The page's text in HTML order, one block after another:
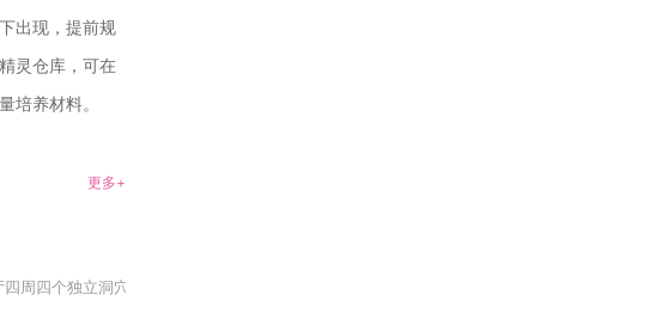
出现，提前规
灵仓库，可在
培养材料。
更多+
周四个独立洞穴当中，以大厅中央的预言向导作...